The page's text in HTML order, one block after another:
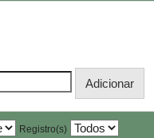
Registro(s)